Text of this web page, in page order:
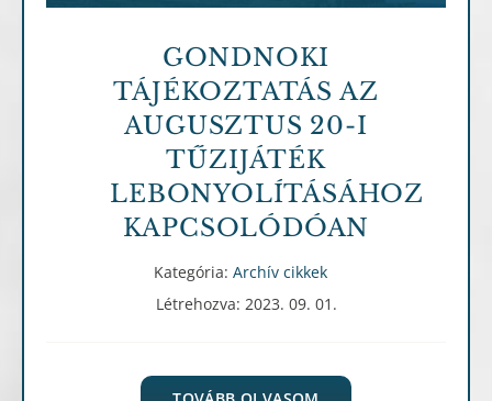
GONDNOKI
TÁJÉKOZTATÁS AZ
AUGUSZTUS 20-I
TŰZIJÁTÉK
LEBONYOLÍTÁSÁHOZ
KAPCSOLÓDÓAN
Kategória: Archív cikkek
Létrehozva: 2023. 09. 01.